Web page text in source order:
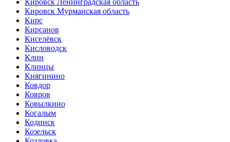
Кировск Ленинградская область
Кировск Мурманская область
Кирс
Кирсанов
Киселёвск
Кисловодск
Клин
Клинцы
Княгинино
Ковдор
Ковров
Ковылкино
Когалым
Кодинск
Козельск